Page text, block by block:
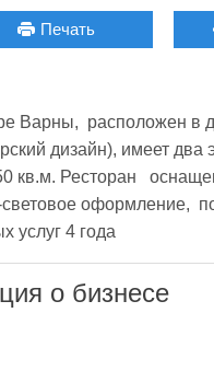
Печать
Варны,  расположен в
дизайн), имеет
кв.м. Ресторан
оформление,
услуг 4 года
о бизнесе